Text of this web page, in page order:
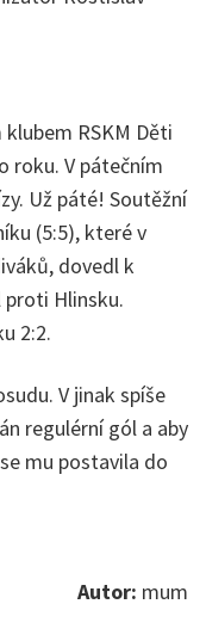
klubem RSKM Děti
roku. V pátečním
Už páté! Soutěžní
(5:5), které v
dovedl k
Hlinsku.
2:2.
V jinak spíše
regulérní gól a aby
mu postavila do
Autor: mum